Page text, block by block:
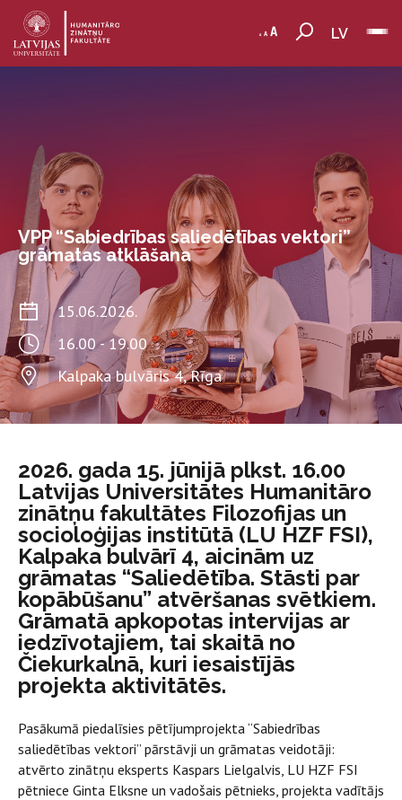
LV
VPP “Sabiedrības saliedētības vektori”
grāmatas atklāšana
15.06.2026.
16.00 - 19.00
Kalpaka bulvāris 4, Rīga
2026. gada 15. jūnijā plkst. 16.00
Latvijas Universitātes Humanitāro
zinātņu fakultātes Filozofijas un
socioloģijas institūtā (LU HZF FSI),
Kalpaka bulvārī 4, aicinām uz
grāmatas “Saliedētība. Stāsti par
kopābūšanu” atvēršanas svētkiem.
Grāmatā apkopotas intervijas ar
iedzīvotajiem, tai skaitā no
Čiekurkalnā, kuri iesaistījās
projekta aktivitātēs.
Pasākumā piedalīsies pētījumprojekta “Sabiedrības
saliedētības vektori” pārstāvji un grāmatas veidotāji:
atvērto zinātņu eksperts Kaspars Lielgalvis, LU HZF FSI
pētniece Ginta Elksne un vadošais pētnieks, projekta vadītājs